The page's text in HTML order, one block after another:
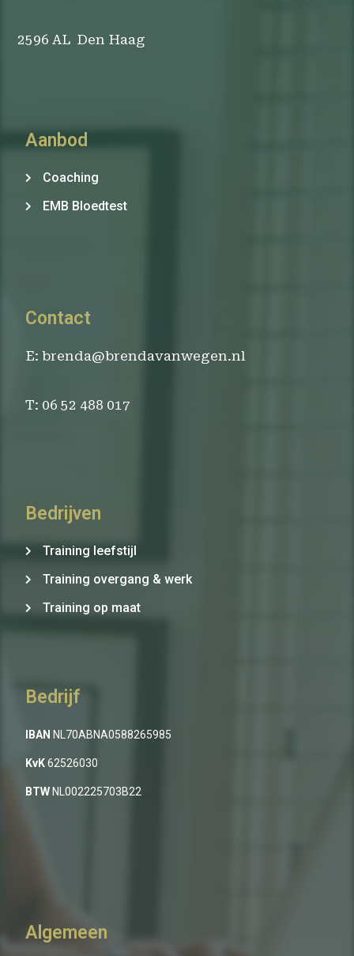
2596 AL Den Haag
Aanbod
Coaching
EMB Bloedtest
Contact
E: brenda@brendavanwegen.nl
T: 06 52 488 017
Bedrijven
Training leefstijl
Training overgang & werk
Training op maat
Bedrijf
IBAN NL70ABNA0588265985
KvK62526030
BTW NL002225703B22
Algemeen